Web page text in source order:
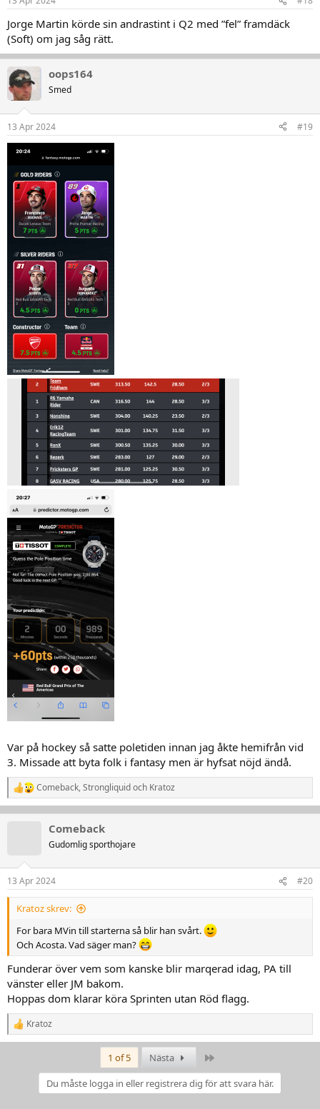
e
:
Jorge Martin körde sin andrastint i Q2 med ”fel” framdäck
(Soft) om jag såg rätt.
oops164
Smed
13 Apr 2024 #19
Var på hockey så satte poletiden innan jag åkte hemifrån vid
3. Missade att byta folk i fantasy men är hyfsat nöjd ändå.
R
e
a
n
e
r
Comeback,Strongliquidoch Kratoz
Comeback
Gudomlig sporthojare
13 Apr 2024 #20
Kratoz skrev:
For bara MVin till starterna så blir han svårt.
Och Acosta. Vad säger man?
Funderar över vem som kanske blir marqerad idag, PA till
vänster eller JM bakom.
Hoppas dom klarar köra Sprinten utan Röd flagg.
R
e
Kratoz
1 of 5 Nästa
Du måste logga in eller registrera dig för att svara här.